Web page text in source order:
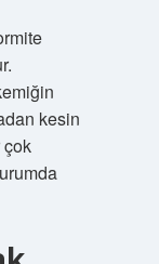
kesin
çok